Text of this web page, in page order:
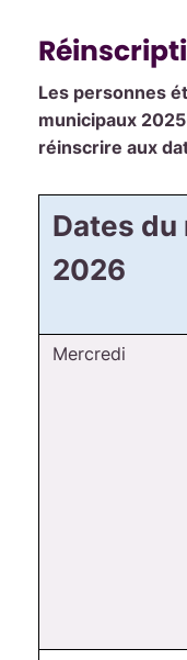
Les personnes
municipaux
réinscrire aux
Dates
2026
Mercredi